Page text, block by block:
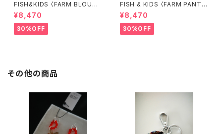
FISH&KIDS 〈FARM BLOUS
E〉
¥8,470
30%OFF
FISH & KIDS 〈FARM PANT
S〉
¥8,470
30%OFF
その他の商品